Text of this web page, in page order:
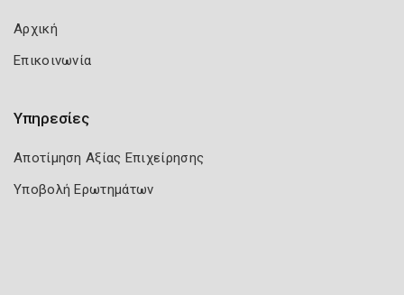
Αρχική
Επικοινωνία
Υπηρεσίες
Αποτίμηση Αξίας Επιχείρησης
Υποβολή Ερωτημάτων